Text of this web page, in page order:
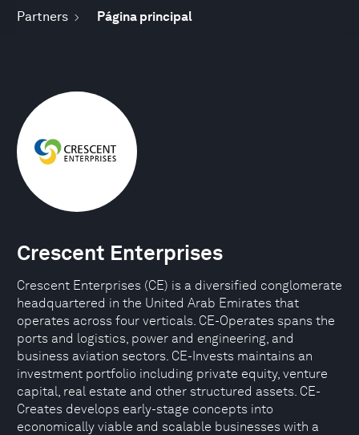
Partners Página principal
Crescent Enterprises
Crescent Enterprises (CE) is a diversified conglomerate
headquartered in the United Arab Emirates that
operates across four verticals. CE-Operates spans the
ports and logistics, power and engineering, and
business aviation sectors. CE-Invests maintains an
investment portfolio including private equity, venture
capital, real estate and other structured assets. CE-
Creates develops early-stage concepts into
economically viable and scalable businesses with a